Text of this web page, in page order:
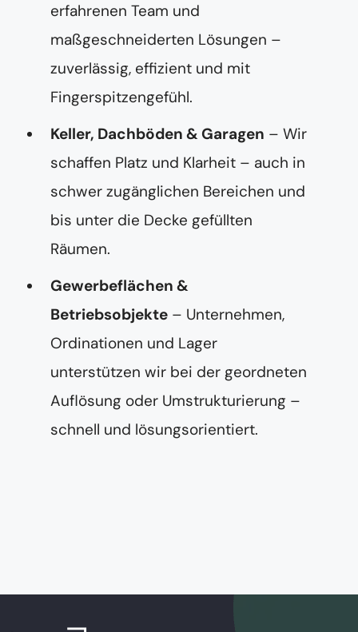
erfahrenen Team und
maßgeschneiderten Lösungen –
zuverlässig, effizient und mit
Fingerspitzengefühl.
Keller, Dachböden & Garagen – Wir
schaffen Platz und Klarheit – auch in
schwer zugänglichen Bereichen und
bis unter die Decke gefüllten
Räumen.
Gewerbeflächen &
Betriebsobjekte – Unternehmen,
Ordinationen und Lager
unterstützen wir bei der geordneten
Auflösung oder Umstrukturierung –
schnell und lösungsorientiert.